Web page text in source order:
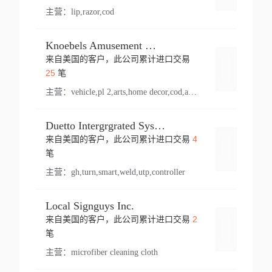
主营： lip,razor,cod
Knoebels Amusement Resort
来自美国的客户，此公司累计进口交易
25笔
主营： vehicle,pl 2,arts,home decor,cod,amusement ride,sea
Duetto Intergrgrated Systems Inc.
来自美国的客户，此公司累计进口交易 4
笔
主营： gh,turn,smart,weld,utp,controller
Local Signguys Inc.
来自美国的客户，此公司累计进口交易 2
笔
主营： microfiber cleaning cloth